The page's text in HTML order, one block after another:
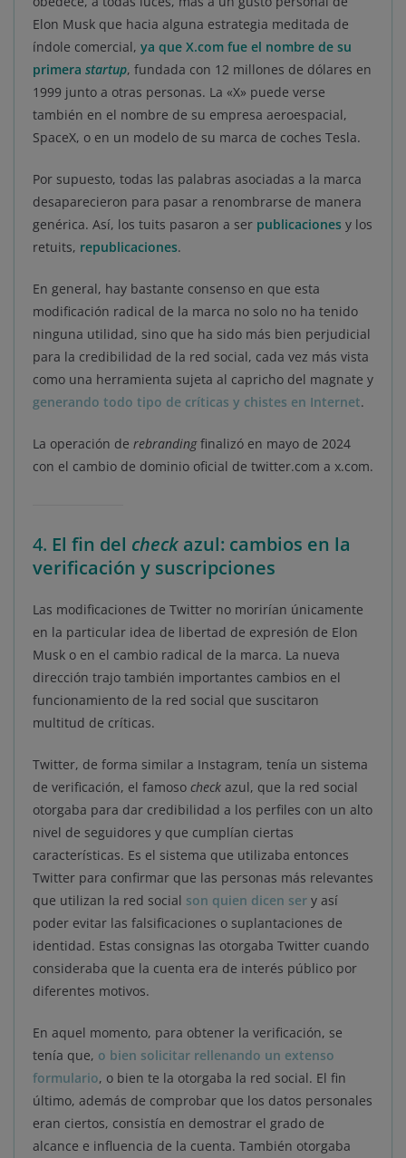
Elon Musk que hacia alguna estrategia meditada de
índole comercial, ya que X.com fue el nombre de su
primera startup, fundada con 12 millones de dólares en
1999 junto a otras personas. La «X» puede verse
también en el nombre de su empresa aeroespacial,
SpaceX, o en un modelo de su marca de coches Tesla.
Por supuesto, todas las palabras asociadas a la marca
desaparecieron para pasar a renombrarse de manera
genérica. Así, los tuits pasaron a ser publicaciones y los
retuits, republicaciones.
En general, hay bastante consenso en que esta
modificación radical de la marca no solo no ha tenido
ninguna utilidad, sino que ha sido más bien perjudicial
para la credibilidad de la red social, cada vez más vista
como una herramienta sujeta al capricho del magnate y
generando todo tipo de críticas y chistes en Internet.
La operación de rebrandingfinalizó en mayo de 2024
con el cambio de dominio oficial de twitter.com a x.com.
4. El fin del check azul: cambios en la
verificación y suscripciones
Las modificaciones de Twitter no morirían únicamente
en la particular idea de libertad de expresión de Elon
Musk o en el cambio radical de la marca. La nueva
dirección trajo también importantes cambios en el
funcionamiento de la red social que suscitaron
multitud de críticas.
Twitter, de forma similar a Instagram, tenía un sistema
de verificación, el famoso check azul, que la red social
otorgaba para dar credibilidad a los perfiles con un alto
nivel de seguidores y que cumplían ciertas
características. Es el sistema que utilizaba entonces
Twitter para confirmar que las personas más relevantes
que utilizan la red social son quien dicen ser y así
poder evitar las falsificaciones o suplantaciones de
identidad. Estas consignas las otorgaba Twitter cuando
consideraba que la cuenta era de interés público por
diferentes motivos.
En aquel momento, para obtener la verificación, se
tenía que, o bien solicitar rellenando un extenso
formulario, o bien te la otorgaba la red social. El fin
último, además de comprobar que los datos personales
eran ciertos, consistía en demostrar el grado de
alcance e influencia de la cuenta. También otorgaba